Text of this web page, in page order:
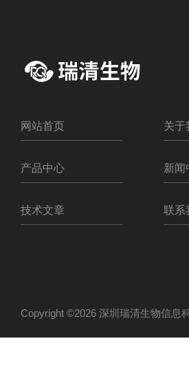
网站首页 关于
产品中心 新闻
技术文章 联系
Copyright ©2026 深圳瑞清生物信